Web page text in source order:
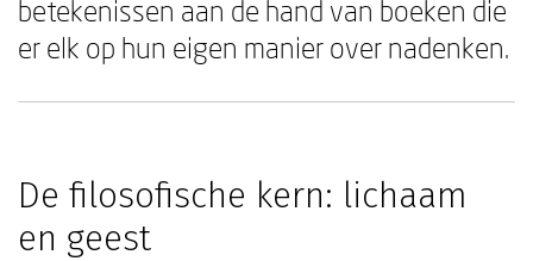
betekenissen aan de hand van boeken die
er elk op hun eigen manier over nadenken.
De filosofische kern: lichaam
en geest